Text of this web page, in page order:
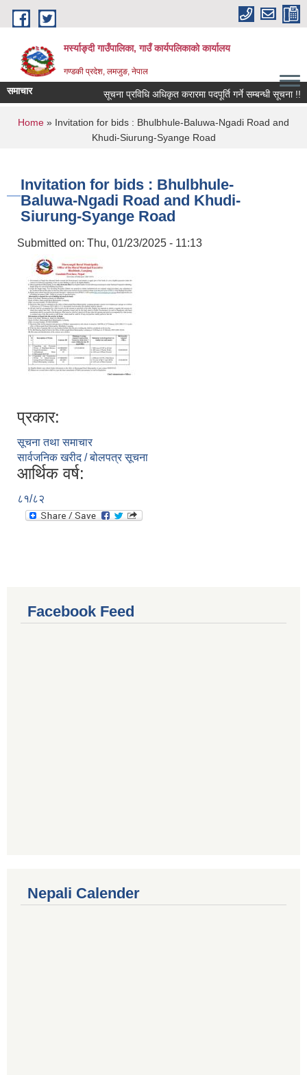
Skip to main content
मर्स्याङ्दी गाउँपालिका, गाउँ कार्यपलिकाको कार्यालय
गण्डकी प्रदेश, लमजुङ, नेपाल
समाचार सूचना प्रविधि अधिकृत करारमा पदपूर्ति गर्ने सम्बन्धी सूचना !!
You are here
Home » Invitation for bids : Bhulbhule-Baluwa-Ngadi Road and
Khudi-Siurung-Syange Road
Invitation for bids : Bhulbhule-
Baluwa-Ngadi Road and Khudi-
Siurung-Syange Road
Submitted on: Thu, 01/23/2025 - 11:13
प्रकार:
सूचना तथा समाचार
सार्वजनिक खरीद / बोलपत्र सूचना
आर्थिक वर्ष:
८१/८२
Facebook Feed
Nepali Calender